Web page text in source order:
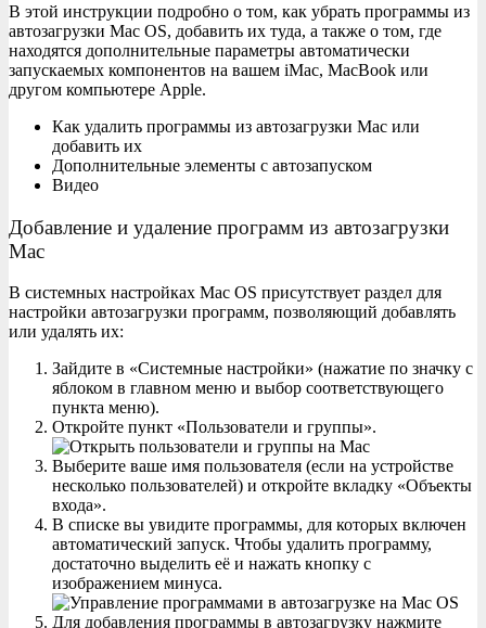
В этой инструкции подробно о том, как убрать программы из
автозагрузки Mac OS, добавить их туда, а также о том, где
находятся дополнительные параметры автоматически
запускаемых компонентов на вашем iMac, MacBook или
другом компьютере Apple.
Как удалить программы из автозагрузки Mac или
добавить их
Дополнительные элементы с автозапуском
Видео
Добавление и удаление программ из автозагрузки
Mac
В системных настройках Mac OS присутствует раздел для
настройки автозагрузки программ, позволяющий добавлять
или удалять их:
Зайдите в «Системные настройки» (нажатие по значку с
яблоком в главном меню и выбор соответствующего
пункта меню).
Откройте пункт «Пользователи и группы».
Выберите ваше имя пользователя (если на устройстве
несколько пользователей) и откройте вкладку «Объекты
входа».
В списке вы увидите программы, для которых включен
автоматический запуск. Чтобы удалить программу,
достаточно выделить её и нажать кнопку с
изображением минуса.
Для добавления программы в автозагрузку нажмите